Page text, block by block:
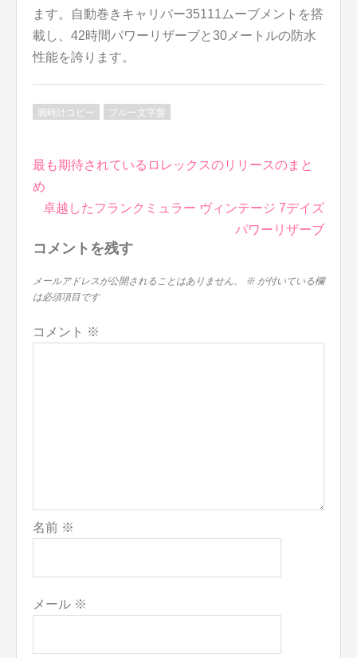
ます。自動巻きキャリバー35111ムーブメントを搭
載し、42時間パワーリザーブと30メートルの防水
性能を誇ります。
腕時計コピー ブルー文字盤
投
稿
ナ
ゲ
シ
ョ
最も期待されているロレックスのリリースのまと
め
卓越したフランクミュラー ヴィンテージ 7デイズ
パワーリザーブ
コメントを残す
メールアドレスが公開されることはありません。 ※ が付いている欄
は必須項目です
コメント ※
名前 ※
メール ※